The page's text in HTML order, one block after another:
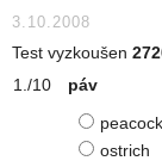
3.10.2008
Test vyzkoušen
páv
peacock
ostrich